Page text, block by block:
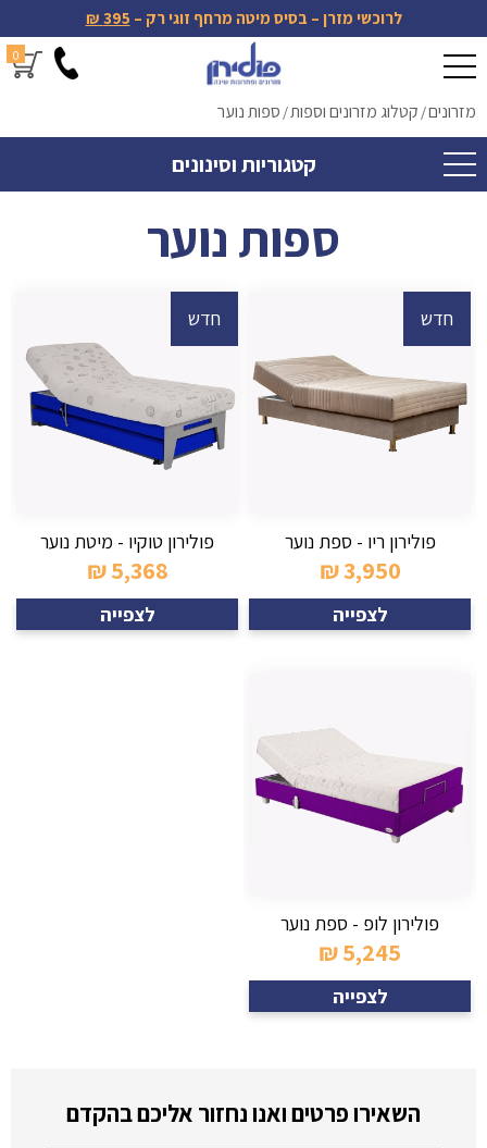
לרוכשי מזרן – בסיס מיטה מרחף זוגי רק – 395 ₪
0
מזרונים/ קטלוג מזרונים וספות/ ספות נוער
קטגוריות וסינונים
ספות נוער
חדש
פולירון ריו - ספת נוער
3,950
₪
לצפייה
חדש
פולירון טוקיו - מיטת נוער
5,368
₪
לצפייה
פולירון לופ - ספת נוער
5,245
₪
לצפייה
השאירו פרטים ואנו נחזור אליכם בהקדם